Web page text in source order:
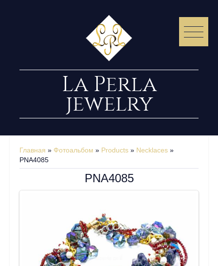
La Perla
jewelry
Главная » Фотоальбом » Products » Necklaces »
PNA4085
PNA4085